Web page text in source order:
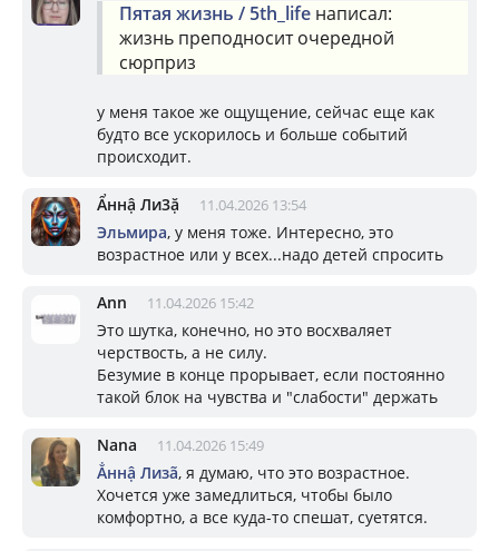
Пятая жизнь / 5th_life написал:
жизнь преподносит очередной
сюрприз
у меня такое же ощущение, сейчас еще как
будто все ускорилось и больше событий
происходит.
Ẩннậ Ли3ặ 11.04.2026 13:54
Эльмира, у меня тоже. Интересно, это
возрастное или у всех...надо детей спросить
Ann 11.04.2026 15:42
Это шутка, конечно, но это восхваляет
черствость, а не силу.
Безумие в конце прорывает, если постоянно
такой блок на чувства и "слабости" держать
Nana 11.04.2026 15:49
Ẳннậ Лизã, я думаю, что это возрастное.
Хочется уже замедлиться, чтобы было
комфортно, а все куда-то спешат, суетятся.